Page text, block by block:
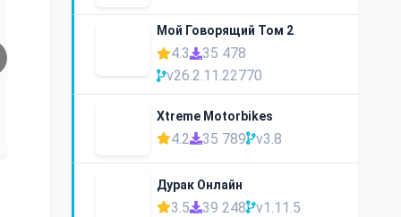
Мой Говорящий Том 2
4.3
35 478
v26.2.11.22770
Xtreme Motorbikes
4.2 35 789 v3.8
Дурак Онлайн
3.5 39 248 v1.11.5